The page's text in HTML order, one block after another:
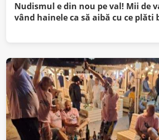
Nudismul e din nou pe val! Mii de
vând hainele ca să aibă cu ce plăti